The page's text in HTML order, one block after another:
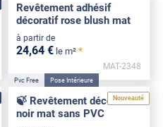
Revêtement adhésif
décoratif rose blush mat
à partir de
24,64 € le m² *
MAT-2348
Nouveauté
Pvc Free Pose Intérieure
🍃 Revêtement décoratif
noir mat sans PVC